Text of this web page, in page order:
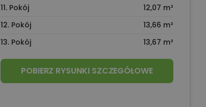
11. Pokój
12,07 m²
12. Pokój
13,66 m²
13. Pokój
13,67 m²
POBIERZ RYSUNKI SZCZEGÓŁOWE